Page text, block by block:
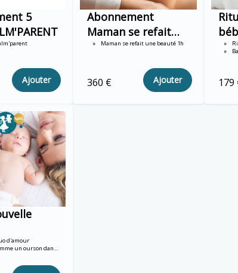
5
Ajouter
Abonnement
Maman se refait
une beauté
Maman se refait une beauté 1h
360 € Ajouter 179
d'amour
un ourson dans l'eau